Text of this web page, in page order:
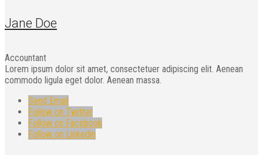
Jane Doe
Accountant
Lorem ipsum dolor sit amet, consectetuer adipiscing elit. Aenean
commodo ligula eget dolor. Aenean massa.
Send Email
Follow on Twitter
Follow on Facebook
Follow on Linkedin